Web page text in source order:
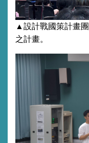
▲設計戰國策計畫
之計畫。